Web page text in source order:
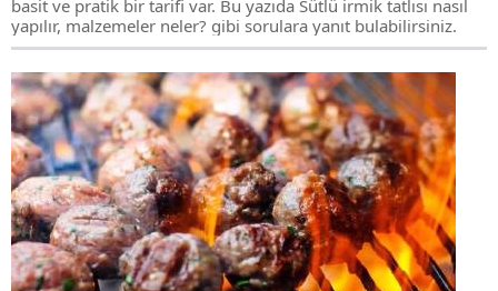
basit ve pratik bir tarifi var. Bu yazıda Sütlü irmik tatlısı nasıl
yapılır, malzemeler neler? gibi sorulara yanıt bulabilirsiniz.